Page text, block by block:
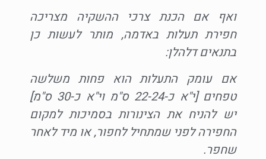
ואף אם הכנת צרכי ההשקיה מצריכה
חפירת תעלות באדמה, מותר לעשות כן
בתנאים דלהלן:
אם עומק התעלות הוא פחות משלשה
טפחים [י"א כ-22-24 ס"מ וי"א כ-30 ס"מ]
יש להניח את הצינורות בסמיכות למקום
החפירה לפני שמתחיל לחפור, או מיד לאחר
שחפר.